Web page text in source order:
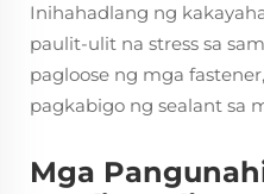
Inihahadlang ng
paulit-ulit na stress sa
pagloose ng mga
pagkabigo ng sealant sa
Mga